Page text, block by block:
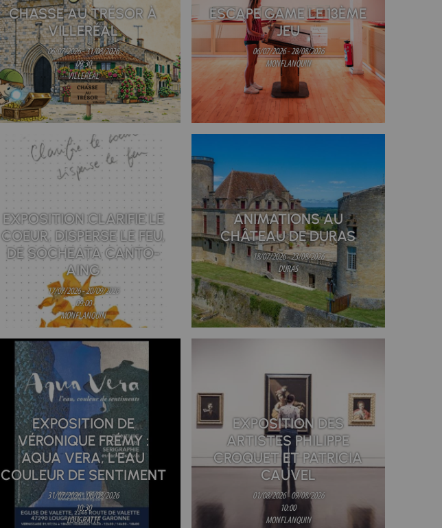
CHASSE AU TRÉSOR À
VILLERÉAL
06/07/2026 - 31/08/2026
09:30
VILLEREAL
ESCAPE GAME LE 13ÈME
JEU
06/07/2026 - 28/08/2026
MONFLANQUIN
EXPOSITION CLARIFIE LE
COEUR, DISPERSE LE FEU,
DE SOCHEATA CANTO-
AING
17/07/2026 - 20/09/2026
09:00
MONFLANQUIN
ANIMATIONS AU
CHÂTEAU DE DURAS
18/07/2026 - 23/08/2026
DURAS
EXPOSITION DE
VÉRONIQUE FRÉMY :
AQUA VERA, L'EAU
COULEUR DE SENTIMENT
31/07/2026 - 06/08/2026
10:30
LOUGRATTE
EXPOSITION DES
ARTISTES PHILIPPE
CROQUET ET PATRICIA
CAUVEL
01/08/2026 - 09/08/2026
10:00
MONFLANQUIN